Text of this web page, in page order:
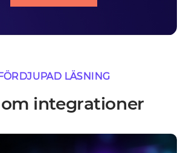
FÖRDJUPAD LÄSNING
integrationer